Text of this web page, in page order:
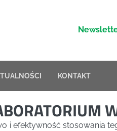
KONTAKT
i efektywność stosowania